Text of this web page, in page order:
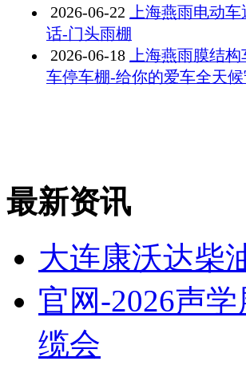
2026-06-22
上海燕雨电动
话-门头雨棚
2026-06-18
上海燕雨膜结
车停车棚-给你的爱车全天
最新资讯
大连康沃达柴
官网-2026声
缆会